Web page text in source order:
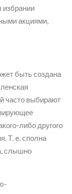
избрании
акциями,
быть создана
часто выбирают
либо другого
Т. е. сполна
слышно